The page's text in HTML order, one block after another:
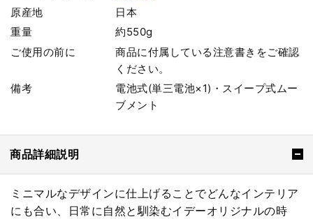
原産地
日本
重量
約550g
ご使用の前に
商品に付属している注意書きをご確認
ください。
備考
電池式(単三電池×1)・スイープ式ムー
ブメント
商品詳細説明
ミニマルなデザインに仕上げることでどんなインテリア
にも合い、日常に自然と馴染むイデーオリジナルの時